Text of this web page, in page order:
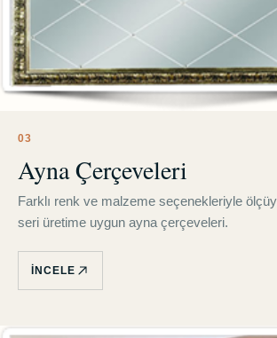
03
Ayna Çerçeveleri
Farklı renk ve malzeme seçenekleriyle
seri üretime uygun ayna çerçeveleri.
İNCELE